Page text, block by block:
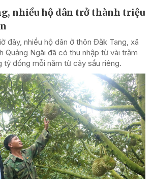
nhiều hộ dân trở thành triệu
đây, nhiều hộ dân ở thôn Đăk Tang, xã
Quảng Ngãi đã có thu nhập từ vài trăm
tỷ đồng mỗi năm từ cây sầu riêng.